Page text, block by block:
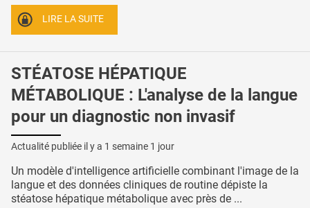
LIRE LA SUITE
STÉATOSE HÉPATIQUE
MÉTABOLIQUE : L'analyse de la langue
pour un diagnostic non invasif
Actualité publiée il y a 1 semaine 1 jour
Un modèle d'intelligence artificielle combinant l'image de la
langue et des données cliniques de routine dépiste la
stéatose hépatique métabolique avec près de ...